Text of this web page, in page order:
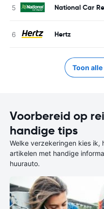
National Car
Hertz
Toon
Voorbereid op
handige tips
Welke verzekeringen kies ik,
artikelen met handige
huurauto.